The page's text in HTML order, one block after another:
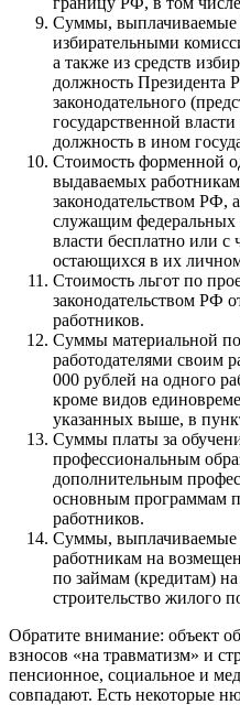
Суммы, выплачиваемые
избирательными
а также из средств
должность Президента
законодательного
государственной
должность в ином
Стоимость форменной
выдаваемых
законодательством РФ,
служащим федеральных
власти бесплатно или с
остающихся в их
Стоимость льгот по
законодательством РФ
работников.
Суммы материальной
работодателями своим
000 рублей на одного
кроме видов
указанных выше, в
Суммы платы за
профессиональным
дополнительным
основным программам
работников.
Суммы, выплачиваемые
работникам на
по займам (кредитам)
строительство жилого
Обратите внимание: объект
взносов «на травматизм» и
пенсионное, социальное и
совпадают. Есть некоторые